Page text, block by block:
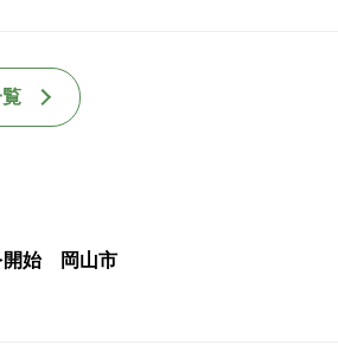
開始 岡山市